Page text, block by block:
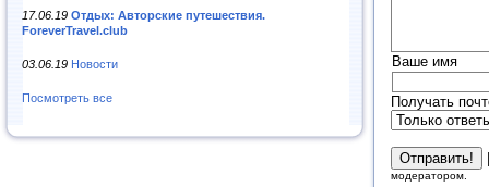
17.06.19 Отдых: Авторские путешествия.
ForeverTravel.club
03.06.19 Новости
Посмотреть все
Ваше имя
Получать
модератором.